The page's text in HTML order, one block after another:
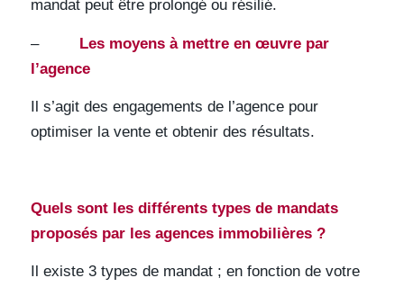
mandat peut être prolongé ou résilié.
– Les moyens à mettre en œuvre par
l’agence
Il s’agit des engagements de l’agence pour
optimiser la vente et obtenir des résultats.
Quels sont les différents types de mandats
proposés par les agences immobilières ?
Il existe 3 types de mandat ; en fonction de votre